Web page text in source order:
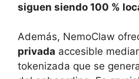
siguen siendo 100 %
Además, NemoClaw
privada accesible
tokenizada que se